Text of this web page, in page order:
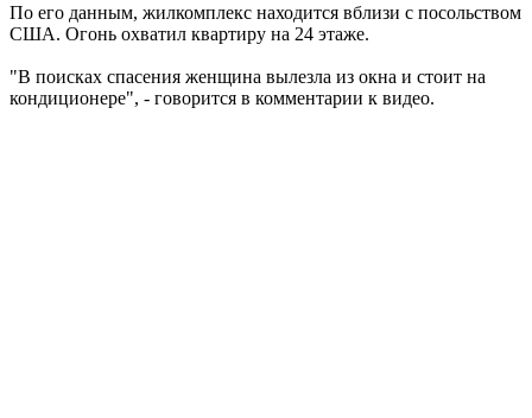
По его данным, жилкомплекс находится вблизи с посольством
США. Огонь охватил квартиру на 24 этаже.
"В поисках спасения женщина вылезла из окна и стоит на
кондиционере", - говорится в комментарии к видео.